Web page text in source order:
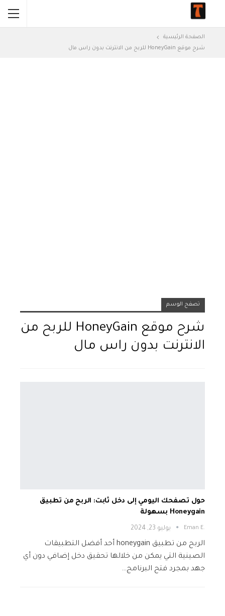
الصفحة الرئيسية
شرح موقع HoneyGain للربح من الانترنت بدون راس مال
تصفح الوسم
شرح موقع HoneyGain للربح من
الانترنت بدون راس مال
حول تصفحك اليومي إلى دخل ثابت: الربح من تطبيق
Honeygain بسهولة
.Eman E يوليو 23, 2024
الربح من تطبيق honeygain أحد أفضل التطبيقات
الصينية التي يمكن من خلالها تحقيق دخل إضافي دون أي
جهد بمجرد فتح البرنامج…